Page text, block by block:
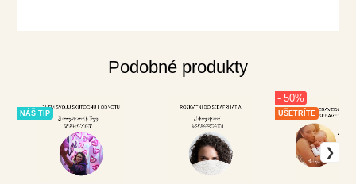
Podobné produkty
NÁŠ TIP UŠETRÍTE
- 50%